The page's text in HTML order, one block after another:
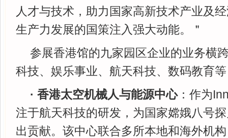
人才与技术，助力国家高新技术产业及
生产力发展的国策注入强大动能。＂
参展香港馆的九家园区企业的业务横
科技、娱乐事业、航天科技、数码教育
· 香港太空机械人与能源中心：作为
注于航天科技的研发，为国家嫦娥八号
出贡献。该中心联合多所本地和海外机